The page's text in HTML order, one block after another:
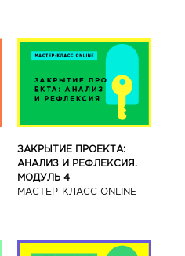
ЗАКРЫТИЕ ПРОЕКТА:
АНАЛИЗ И РЕФЛЕКСИЯ.
МОДУЛЬ 4
МАСТЕР-КЛАСС ONLINE